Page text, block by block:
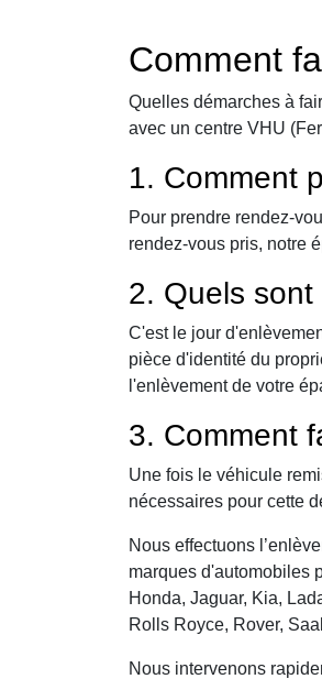
Comment
Quelles démarches à
avec un centre VHU
1. Comment
Pour prendre rendez-
rendez-vous pris, notre
2. Quels
C'est le jour
pièce d'identité du
l'enlèvement de votre
3. Comment
Une fois le véhicule
nécessaires pour cette
Nous effectuons
marques d'automobiles
Honda, Jaguar, Kia,
Rolls Royce, Rover,
Nous intervenons